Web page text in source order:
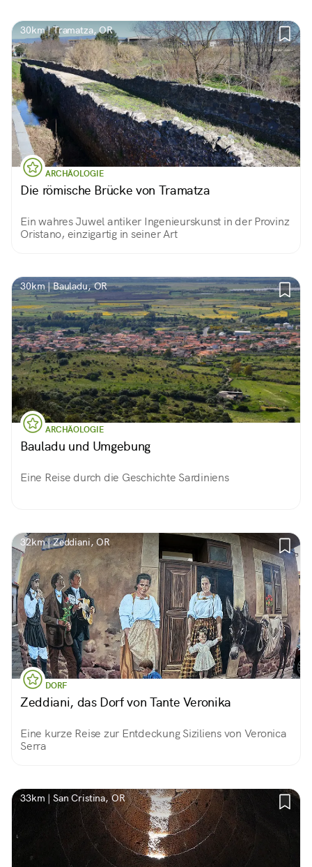
30km | Tramatza, OR
ARCHÄOLOGIE
Die römische Brücke von Tramatza
Ein wahres Juwel antiker Ingenieurskunst in der Provinz
Oristano, einzigartig in seiner Art
30km | Bauladu, OR
ARCHÄOLOGIE
Bauladu und Umgebung
Eine Reise durch die Geschichte Sardiniens
32km | Zeddiani, OR
DORF
Zeddiani, das Dorf von Tante Veronika
Eine kurze Reise zur Entdeckung Siziliens von Veronica
Serra
33km | San Cristina, OR